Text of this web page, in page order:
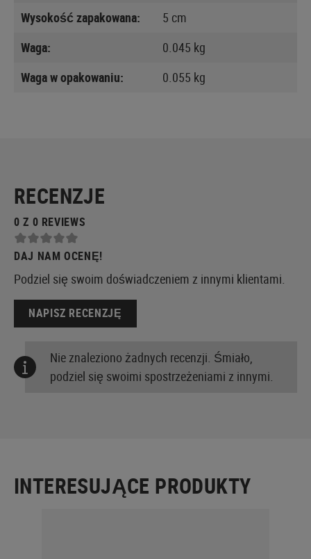
Wysokość zapakowana:
5 cm
Waga:
0.045 kg
Waga w opakowaniu:
0.055 kg
RECENZJE
0 Z 0 REVIEWS
DAJ NAM OCENĘ!
Podziel się swoim doświadczeniem z innymi klientami.
NAPISZ RECENZJĘ
Nie znaleziono żadnych recenzji. Śmiało,
podziel się swoimi spostrzeżeniami z innymi.
INTERESUJĄCE PRODUKTY